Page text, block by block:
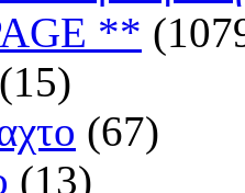
**
(15)
(67)
(13)